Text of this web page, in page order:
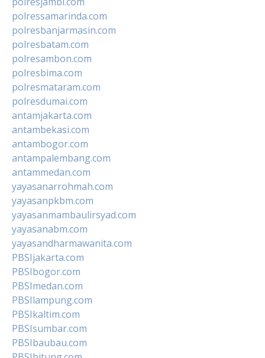
polressamarinda.com
polresbanjarmasin.com
polresbatam.com
polresambon.com
polresbima.com
polresmataram.com
polresdumai.com
antamjakarta.com
antambekasi.com
antambogor.com
antampalembang.com
antammedan.com
yayasanarrohmah.com
yayasanpkbm.com
yayasanmambaulirsyad.com
yayasanabm.com
yayasandharmawanita.com
PBSIjakarta.com
PBSIbogor.com
PBSImedan.com
PBSIlampung.com
PBSIkaltim.com
PBSIsumbar.com
PBSIbaubau.com